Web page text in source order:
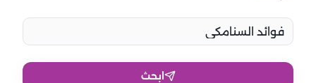
ابحث